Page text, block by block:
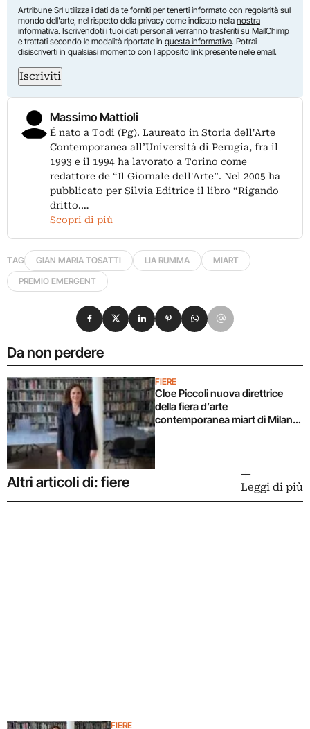
Artribune Srl utilizza i dati da te forniti per tenerti informato con regolarità sul
mondo dell'arte, nel rispetto della privacy come indicato nella nostra
informativa. Iscrivendoti i tuoi dati personali verranno trasferiti su MailChimp
e trattati secondo le modalità riportate in questa informativa. Potrai
disiscriverti in qualsiasi momento con l'apposito link presente nelle email.
Iscriviti
Massimo Mattioli
É nato a Todi (Pg). Laureato in Storia dell'Arte
Contemporanea all’Università di Perugia, fra il
1993 e il 1994 ha lavorato a Torino come
redattore de “Il Giornale dell'Arte”. Nel 2005 ha
pubblicato per Silvia Editrice il libro “Rigando
dritto.…
Scopri di più
TAG GIAN MARIA TOSATTI LIA RUMMA
MIART
PREMIO EMERGENT
Da non perdere
FIERE
Cloe Piccoli nuova direttrice
della fiera d’arte
contemporanea miart di Milano
Condividi su Facebook
Condividi su X
Condividi su LinkedIn
Condividi su Pinterest
Condividi su WhatsApp
Condividi su Email
Altri articoli di: fiere Leggi di più
FIERE